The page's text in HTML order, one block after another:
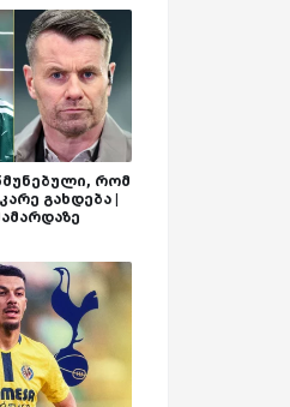
რომ
გახდება |